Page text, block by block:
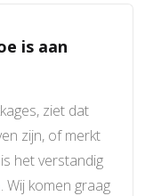
is aan
ziet dat
zijn, of merkt
het verstandig
. Wij komen graag